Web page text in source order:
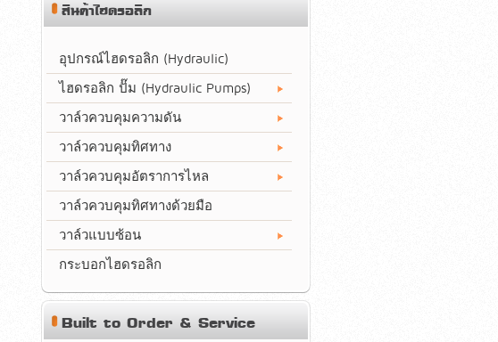
สินค้าไฮดรอลิก
อุปกรณ์ไฮดรอลิก (Hydraulic)
ไฮดรอลิก ปั๊ม (Hydraulic Pumps)
วาล์วควบคุมความดัน
วาล์วควบคุมทิศทาง
วาล์วควบคุมอัตราการไหล
วาล์วควบคุมทิศทางด้วยมือ
วาล์วแบบซ้อน
กระบอกไฮดรอลิก
Built to Order & Service